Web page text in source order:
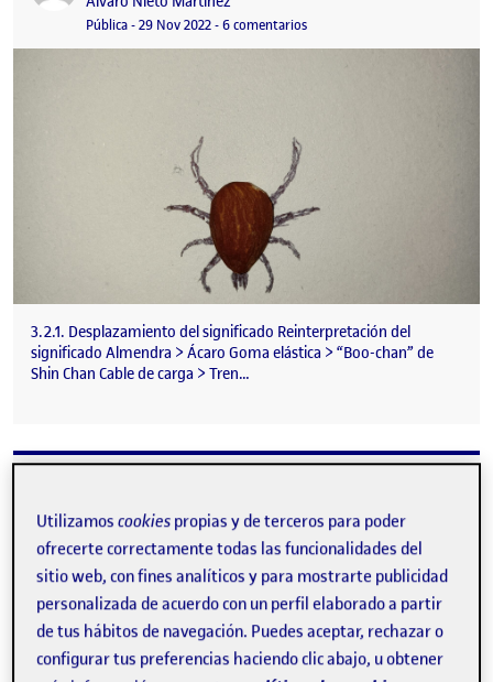
Visibilidad:
Pública-Fecha de publicación
29 Nov 202229 noviembre, 2022 9:39 pm
-6 comentariosen
3.2.1. Desplazamiento del significado Reinterpretación del
significado Almendra > Ácaro Goma elástica > “Boo-chan” de
Shin Chan Cable de carga > Tren…
PEC2_OBJETO_PAR_COLLAGE_ALVARO_NIETO
Visibilidad:
Pública-Fecha de publicación
26 Nov 202226 noviembre, 2022 6:05 pm
-comentarioen
Utilizamoscookies propias y de terceros para poder
ofrecerte correctamente todas las funcionalidades del
sitio web, con fines analíticos y para mostrarte publicidad
personalizada de acuerdo con un perfil elaborado a partir
de tus hábitos de navegación. Puedes aceptar, rechazar o
configurar tus preferencias haciendo clic abajo, u obtener